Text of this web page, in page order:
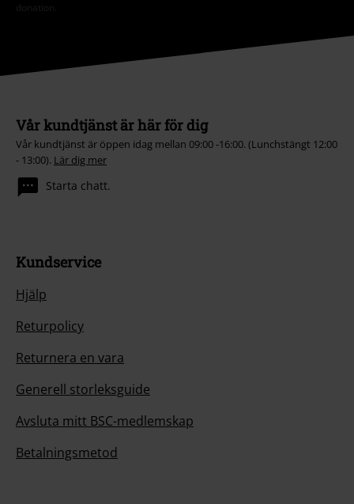
donation.
Vår kundtjänst är här för dig
Vår kundtjänst är öppen idag mellan 09:00 -16:00. (Lunchstängt 12:00
- 13:00). Lär dig mer
Starta chatt.
Kundservice
Hjälp
Returpolicy
Returnera en vara
Generell storleksguide
Avsluta mitt BSC-medlemskap
Betalningsmetod